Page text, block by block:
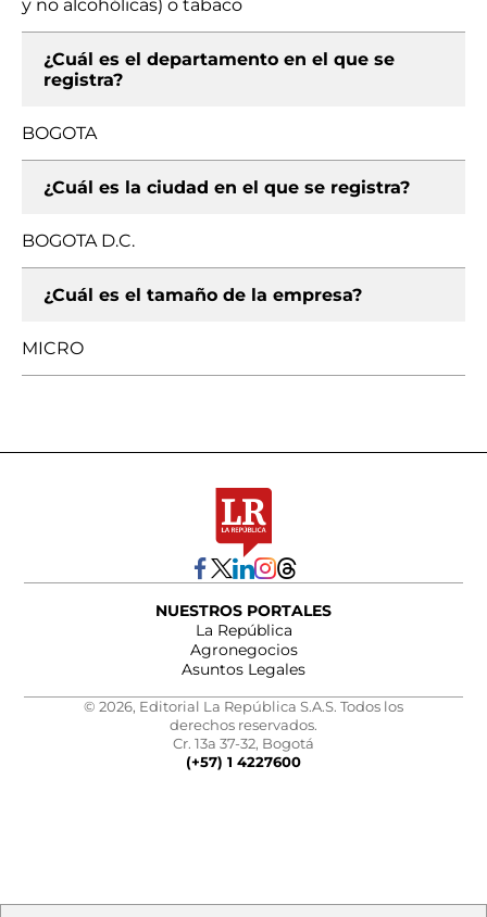
y no alcohólicas) o tabaco
¿Cuál es el departamento en el que se
registra?
BOGOTA
¿Cuál es la ciudad en el que se registra?
BOGOTA D.C.
¿Cuál es el tamaño de la empresa?
MICRO
NUESTROS PORTALES
La República
Agronegocios
Asuntos Legales
© 2026, Editorial La República S.A.S. Todos los
derechos reservados.
Cr. 13a 37-32, Bogotá
(+57) 1 4227600